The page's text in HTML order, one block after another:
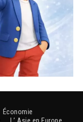
Économie